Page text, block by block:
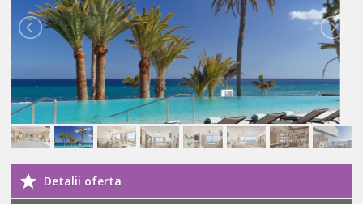
Detalii oferta